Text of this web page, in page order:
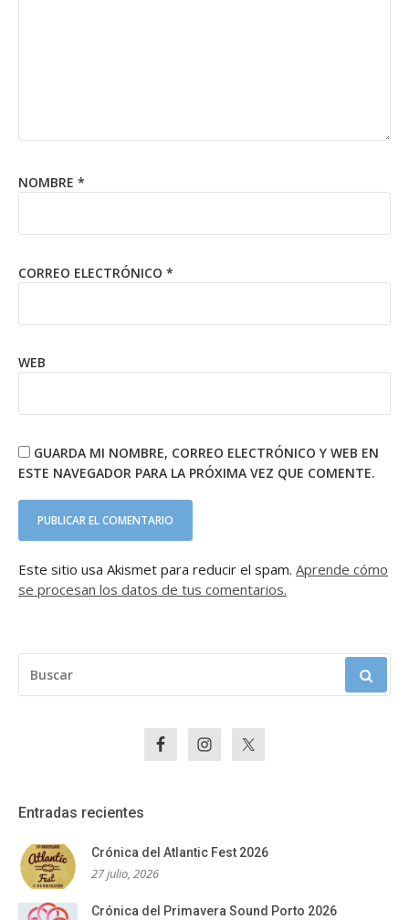
NOMBRE *
CORREO ELECTRÓNICO *
WEB
GUARDA MI NOMBRE, CORREO ELECTRÓNICO Y WEB EN
ESTE NAVEGADOR PARA LA PRÓXIMA VEZ QUE COMENTE.
Este sitio usa Akismet para reducir el spam. Aprende cómo
se procesan los datos de tus comentarios.
Entradas recientes
Crónica del Atlantic Fest 2026
27 julio, 2026
Crónica del Primavera Sound Porto 2026